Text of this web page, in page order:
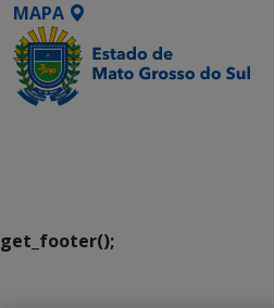
MAPA
get_footer();